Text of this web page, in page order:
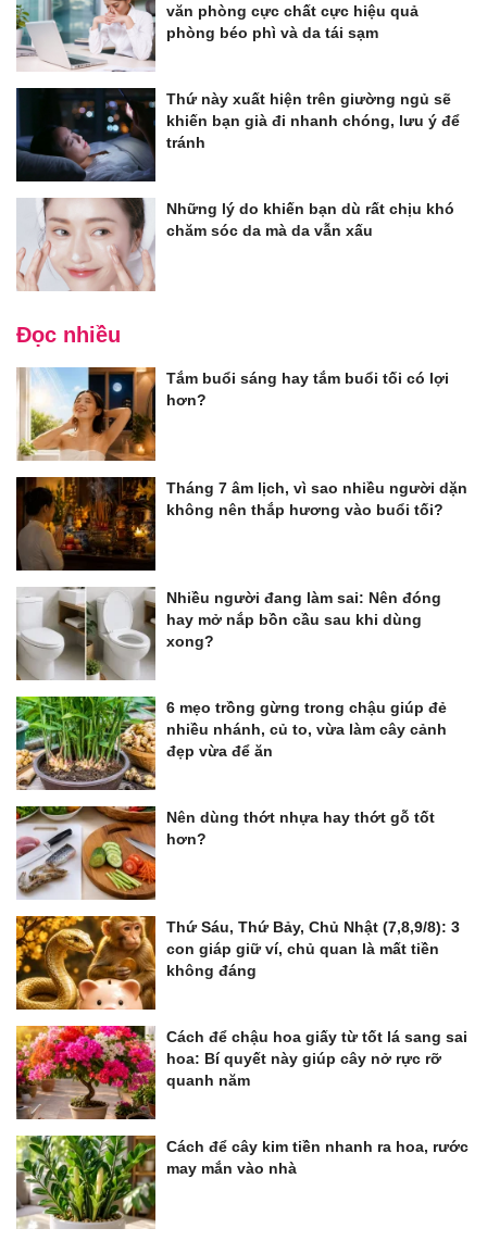
văn phòng cực chất cực hiệu quả
phòng béo phì và da tái sạm
Thứ này xuất hiện trên giường ngủ sẽ
khiến bạn già đi nhanh chóng, lưu ý để
tránh
Những lý do khiến bạn dù rất chịu khó
chăm sóc da mà da vẫn xấu
Đọc nhiều
Tắm buổi sáng hay tắm buổi tối có lợi
hơn?
Tháng 7 âm lịch, vì sao nhiều người dặn
không nên thắp hương vào buổi tối?
Nhiều người đang làm sai: Nên đóng
hay mở nắp bồn cầu sau khi dùng
xong?
6 mẹo trồng gừng trong chậu giúp đẻ
nhiều nhánh, củ to, vừa làm cây cảnh
đẹp vừa để ăn
Nên dùng thớt nhựa hay thớt gỗ tốt
hơn?
Thứ Sáu, Thứ Bảy, Chủ Nhật (7,8,9/8): 3
con giáp giữ ví, chủ quan là mất tiền
không đáng
Cách để chậu hoa giấy từ tốt lá sang sai
hoa: Bí quyết này giúp cây nở rực rỡ
quanh năm
Cách để cây kim tiền nhanh ra hoa, rước
may mắn vào nhà